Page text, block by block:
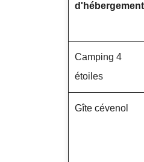
d'hébergement
Camping 4
étoiles
Gîte cévenol